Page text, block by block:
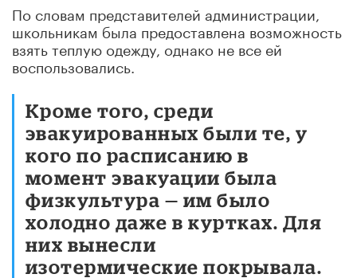
По словам представителей администрации,
школьникам была предоставлена возможность
взять теплую одежду, однако не все ей
воспользовались.
Кроме того, среди
эвакуированных были те, у
кого по расписанию в
момент эвакуации была
физкультура — им было
холодно даже в куртках. Для
них вынесли
изотермические покрывала.